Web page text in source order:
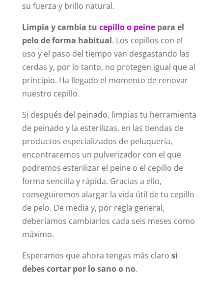
su fuerza y brillo natural.
Limpia y cambia tu cepillo o peinepara el
pelo de forma habitual. Los cepillos con el
uso y el paso del tiempo van desgastando las
cerdas y, por lo tanto, no protegen igual que al
principio. Ha llegado el momento de renovar
nuestro cepillo.
Si después del peinado, limpias tu herramienta
de peinado y la esterilizas, en las tiendas de
productos especializados de peluquería,
encontraremos un pulverizador con el que
podremos esterilizar el peine o el cepillo de
forma sencilla y rápida. Gracias a ello,
conseguiremos alargar la vida útil de tu cepillo
de pelo. De media y, por regla general,
deberíamos cambiarlos cada seis meses como
máximo.
Esperamos que ahora tengas más claro si
debes cortar por lo sano o no.